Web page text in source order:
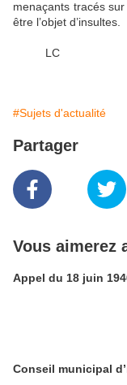
menaçants tracés
être l’objet d’insultes.
LC
#Sujets d'actualité
Partager
Vous aimerez
Appel du 18 juin
Conseil municipal